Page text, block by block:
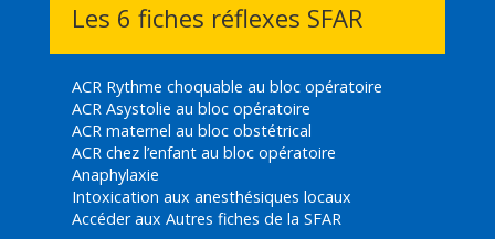
Les 6 fiches réflexes SFAR
ACR Rythme choquable au bloc opératoire
ACR Asystolie au bloc opératoire
ACR maternel au bloc obstétrical
ACR chez l’enfant au bloc opératoire
Anaphylaxie
Intoxication aux anesthésiques locaux
Accéder aux Autres fiches de la SFAR